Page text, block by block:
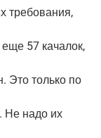
тре­бо­ва­ния,
57 кача­лок,
Это толь­ко по
Не надо их